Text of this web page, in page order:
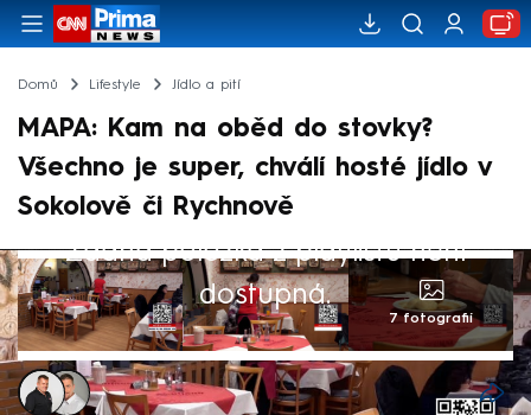
Domů Lifestyle Jídlo a pití
MAPA: Kam na oběd do stovky?
Všechno je super, chválí hosté jídlo v
Sokolově či Rychnově
Žádná položka z playlistu není
dostupná.
7 fotografií
Patrik Buňka,Tomáš Polák, Karlovy Vary
30. led 2025, 16:24